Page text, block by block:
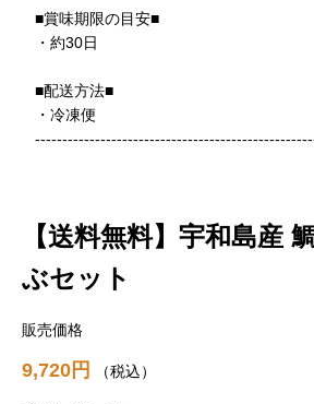
■賞味期限の目安■
・約30日
■配送方法■
・冷凍便
【送料無料】宇和島産
ぶセット
販売価格
9,720 税込